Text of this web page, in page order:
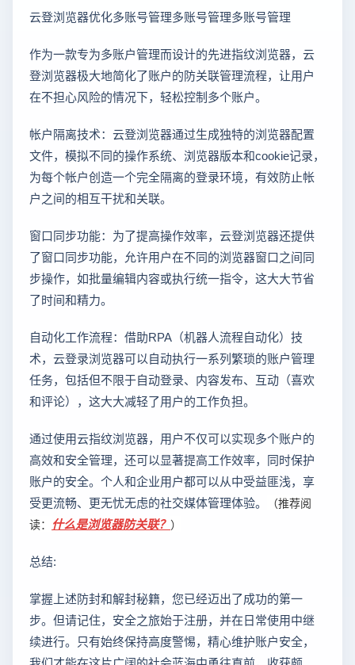
云登浏览器优化多账号管理多账号管理多账号管理
作为一款专为多账户管理而设计的先进指纹浏览器，云
登浏览器极大地简化了账户的防关联管理流程，让用户
在不担心风险的情况下，轻松控制多个账户。
帐户隔离技术：云登浏览器通过生成独特的浏览器配置
文件，模拟不同的操作系统、浏览器版本和cookie记录，
为每个帐户创造一个完全隔离的登录环境，有效防止帐
户之间的相互干扰和关联。
窗口同步功能：为了提高操作效率，云登浏览器还提供
了窗口同步功能，允许用户在不同的浏览器窗口之间同
步操作，如批量编辑内容或执行统一指令，这大大节省
了时间和精力。
自动化工作流程：借助RPA（机器人流程自动化）技
术，云登录浏览器可以自动执行一系列繁琐的账户管理
任务，包括但不限于自动登录、内容发布、互动（喜欢
和评论），这大大减轻了用户的工作负担。
通过使用云指纹浏览器，用户不仅可以实现多个账户的
高效和安全管理，还可以显著提高工作效率，同时保护
账户的安全。个人和企业用户都可以从中受益匪浅，享
受更流畅、更无忧无虑的社交媒体管理体验。
（推荐阅
读： 什么是浏览器防关联？ ）
总结:
掌握上述防封和解封秘籍，您已经迈出了成功的第一
步。但请记住，安全之旅始于注册，并在日常使用中继
续进行。只有始终保持高度警惕，精心维护账户安全，